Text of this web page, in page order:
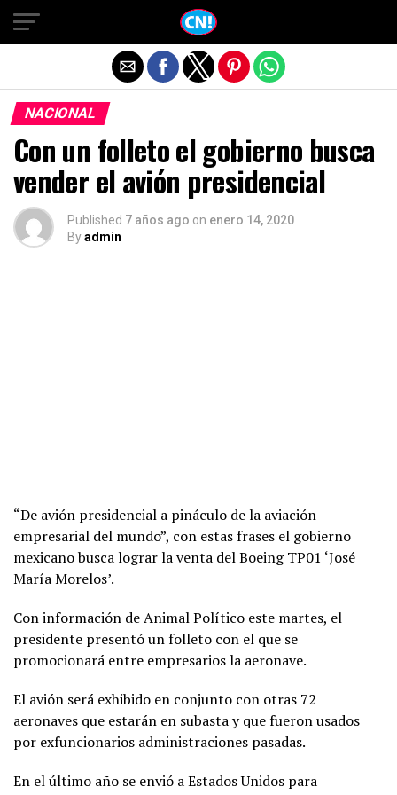
NACIONAL
Con un folleto el gobierno busca
vender el avión presidencial
Published 7 años ago on enero 14, 2020
Byadmin
“De avión presidencial a pináculo de la aviación
empresarial del mundo”, con estas frases el gobierno
mexicano busca lograr la venta del Boeing TP01 ‘José
María Morelos’.
Con información de Animal Político este martes, el
presidente presentó un folleto con el que se
promocionará entre empresarios la aeronave.
El avión será exhibido en conjunto con otras 72
aeronaves que estarán en subasta y que fueron usados
por exfuncionarios administraciones pasadas.
En el último año se envió a Estados Unidos para
Salir de la versión móvil